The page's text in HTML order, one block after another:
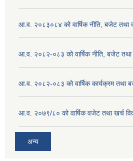
आ.व. २०८३०८४ को वार्षिक नीति, बजेट तथा
आ.व. २०८२-०८३ को वार्षिक नीति, बजेट
आ.व. २०८२-०८३ को वार्षिक कार्यक्रम तथा
आ.व. २०७९/८० को वार्षिक वजेट तथा खर्च
अन्य